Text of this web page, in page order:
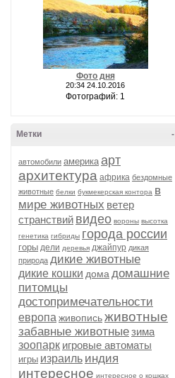
Фото дня
20:34 24.10.2016
Фотографий: 1
-
Метки
автомобили америка арт
архитектура африка бездомные
животные белки букмекерская контора в
мире животных ветер
странствий видео вороны высотка
генетика гибриды города россии
горы дели деревья джайпур дикая
природа дикие животные
дикие кошки дома домашние
питомцы
достопримечательности
европа живописьживотные
забавные животныезима
зоопарк игровые автоматы
игры израиль индия
интересное интересное о кошках